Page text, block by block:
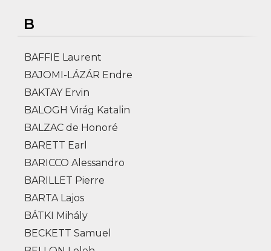
B
BAFFIE Laurent
BAJOMI-LÁZÁR Endre
BAKTAY Ervin
BALOGH Virág Katalin
BALZAC de Honoré
BARETT Earl
BARICCO Alessandro
BARILLET Pierre
BARTA Lajos
BÁTKI Mihály
BECKETT Samuel